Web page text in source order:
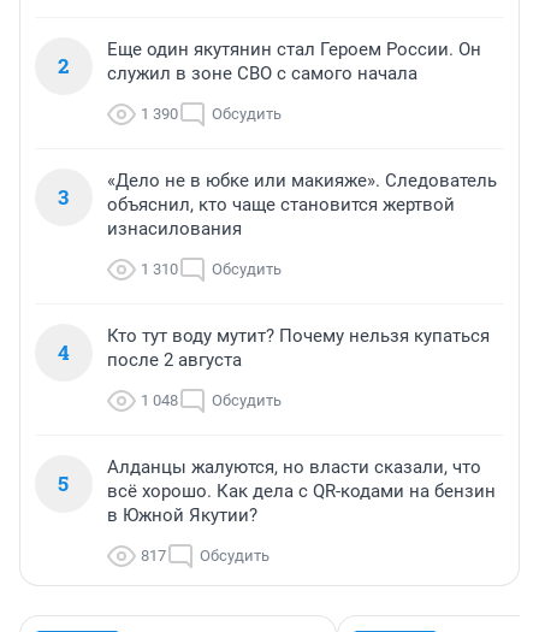
2
Еще один якутянин стал Героем России. Он
служил в зоне СВО с самого начала
1 390 Обсудить
3
«Дело не в юбке или макияже». Следователь
объяснил, кто чаще становится жертвой
изнасилования
1 310 Обсудить
4
Кто тут воду мутит? Почему нельзя купаться
после 2 августа
1 048 Обсудить
5
Алданцы жалуются, но власти сказали, что
всё хорошо. Как дела с QR-кодами на бензин
в Южной Якутии?
817 Обсудить